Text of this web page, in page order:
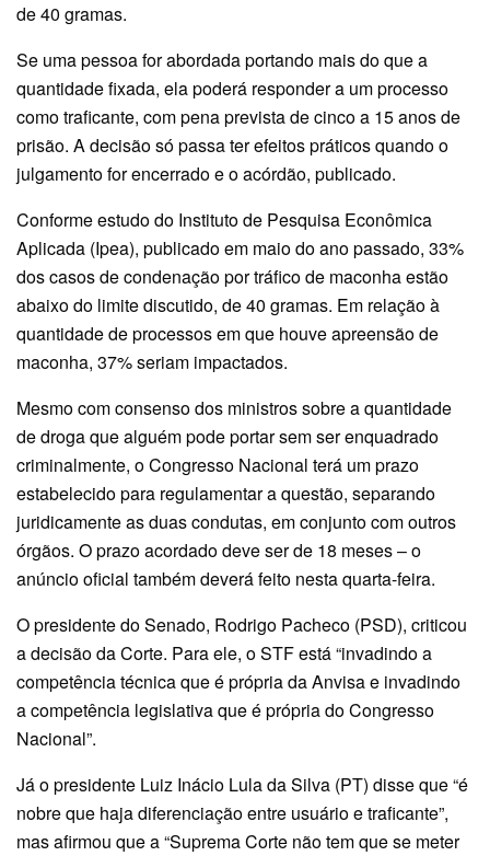
de 40 gramas.
Se uma pessoa for abordada portando mais do que a
quantidade fixada, ela poderá responder a um processo
como traficante, com pena prevista de cinco a 15 anos de
prisão. A decisão só passa ter efeitos práticos quando o
julgamento for encerrado e o acórdão, publicado.
Conforme estudo do Instituto de Pesquisa Econômica
Aplicada (Ipea), publicado em maio do ano passado, 33%
dos casos de condenação por tráfico de maconha estão
abaixo do limite discutido, de 40 gramas. Em relação à
quantidade de processos em que houve apreensão de
maconha, 37% seriam impactados.
Mesmo com consenso dos ministros sobre a quantidade
de droga que alguém pode portar sem ser enquadrado
criminalmente, o Congresso Nacional terá um prazo
estabelecido para regulamentar a questão, separando
juridicamente as duas condutas, em conjunto com outros
órgãos. O prazo acordado deve ser de 18 meses – o
anúncio oficial também deverá feito nesta quarta-feira.
O presidente do Senado, Rodrigo Pacheco (PSD), criticou
a decisão da Corte. Para ele, o STF está “invadindo a
competência técnica que é própria da Anvisa e invadindo
a competência legislativa que é própria do Congresso
Nacional”.
Já o presidente Luiz Inácio Lula da Silva (PT) disse que “é
nobre que haja diferenciação entre usuário e traficante”,
mas afirmou que a “Suprema Corte não tem que se meter